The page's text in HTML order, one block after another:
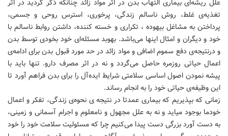
علل ریشه‌ای بیماری التهاب بدن در اثر مواد زائد چنانکه ذکر گردید در اثر
تغذیه‌ی غلط، روش ناسالم زندگی، پرخوری، استرس روحی و جسمی،
پرداختن به مشاغل بیهوده ، تکراری و خسته کننده، داشتن روابط ناسالم با
خود و دیگران و امثال اینها می‌باشد. بهوبد مسئله‌ای خود بخودی توسط بدن
و درنتیجه‌ی دفع سموم اضافی و مواد زائد در حد مورد قبول بدن برای ادامه‌ی
اعمال حیاتی روزمره حاصل می‌گردد و نه در اثر مصرف دارو. تنها باید با
پیشه نمودن اصول اساسی سلامتی شرایط ایده‌آل را برای بدن فراهم آورد تا
این وظیفه‌ی حیاتی خود را به انجام رساند.
زمانی که بپذیریم که بیماری عمدتا در نتیجه ی نحوه‌ی زندگی، تفکر و اعمال
خودما بوجود میاید و نه به علل مجهول و نامعلوم و اجرام آسمانی و زمینی،
به دست آورد بزرگی دست پیدا می‌کنیم چرا که مسئولیت سلامت خود را خود